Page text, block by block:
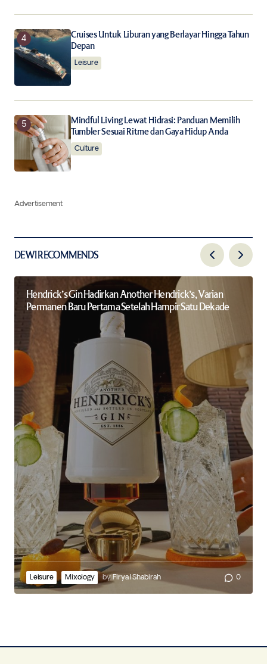
Cruises Untuk Liburan yang Berlayar Hingga Tahun
Depan
Leisure
Mindful Living Lewat Hidrasi: Panduan Memilih
Tumbler Sesuai Ritme dan Gaya Hidup Anda
Culture
Advertisement
DEWI RECOMMENDS
Hendrick’s Gin Hadirkan Another Hendrick’s, Varian
Permanen Baru Pertama Setelah Hampir Satu Dekade
Leisure Mixology by Firyal Shabirah 0